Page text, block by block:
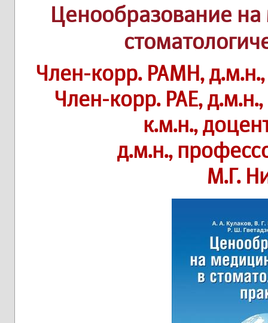
Ценообразование
Член-корр. РАМН,
Член-корр. РАЕ,
к.м.н.,
д.м.н.,
М.Г.